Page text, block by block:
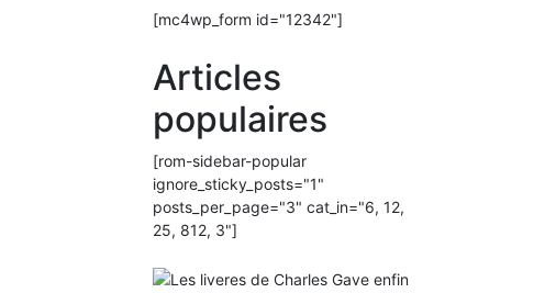
[mc4wp_form id="12342"]
Articles
populaires
[rom-sidebar-popular
ignore_sticky_posts="1"
posts_per_page="3" cat_in="6, 12,
25, 812, 3"]